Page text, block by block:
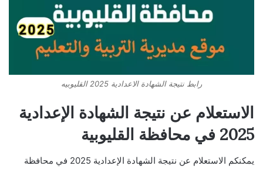
رابط نتيجة الشهادة الاعدادية 2025 القليوبيه
الاستعلام عن نتيجة الشهادة الإعدادية
2025 في محافظة القليوبية
يمكنكم الاستعلام عن نتيجة الشهادة الإعدادية 2025 في محافظة